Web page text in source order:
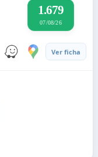
1.679
07/08/26
Ver ficha